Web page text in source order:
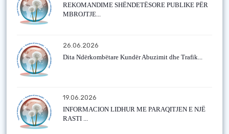
REKOMANDIME SHËNDETËSORE PUBLIKE PËR
MBROJTJE...
26.06.2026
Dita Ndërkombëtare Kundër Abuzimit dhe Trafik...
19.06.2026
INFORMACION LIDHUR ME PARAQITJEN E NJË
RASTI ...